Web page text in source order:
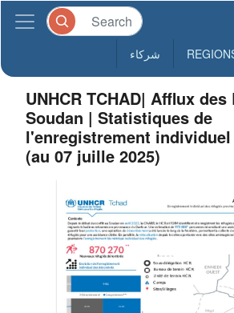
شركاء
UNHCR TCHAD| Afflux
Soudan | Statistiques de
l'enregistrement
(au 07 juille 2025)